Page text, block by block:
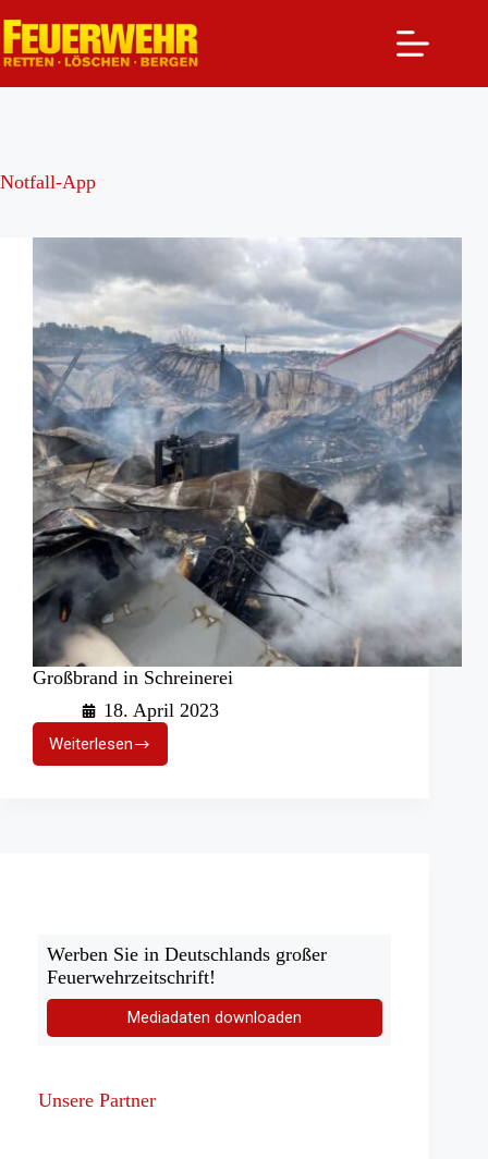
Inhalt
springen
Notfall-App
Großbrand in Schreinerei
18. April 2023
WeiterlesenGroßbrand
in
Werben Sie in Deutschlands großer
Feuerwehrzeitschrift!
Mediadaten downloaden
Unsere Partner